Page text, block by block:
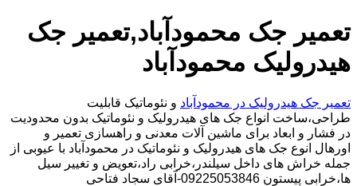
تعمیر جک محمودآباد,تعمیر جک
هیدرولیک محمودآباد
تعمیر جک هیدرولیک در محمودآباد و نئوماتیک قابلیت
طراحی،ساخت انواع جک های هیدرولیک و نئوماتیک بدون محدودیت
در فشار و ابعاد برای ماشین آلات معدنی و راهسازی تعمیر و
اورهال انوع جک های هیدرولیک و نئوماتیک در محمودآباد با عیوبی از
جمله خراش های داخل سیلندر،خرابی راد،تعویض و تغییر سیل
ها،خرابی پیستون 09225053846-آقای سجاد فتاحی